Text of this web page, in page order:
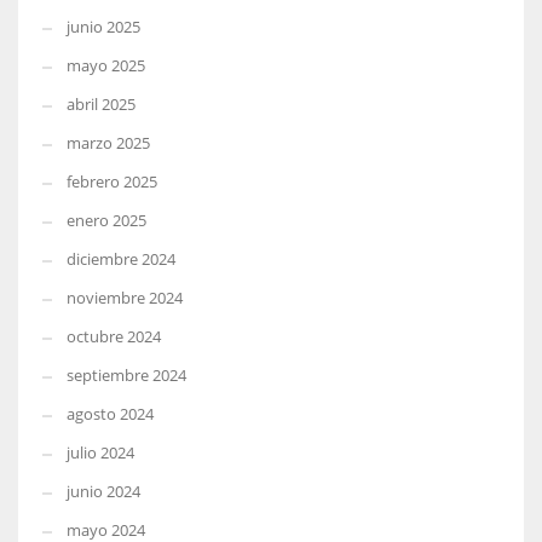
junio 2025
mayo 2025
abril 2025
marzo 2025
febrero 2025
enero 2025
diciembre 2024
noviembre 2024
octubre 2024
septiembre 2024
agosto 2024
julio 2024
junio 2024
mayo 2024